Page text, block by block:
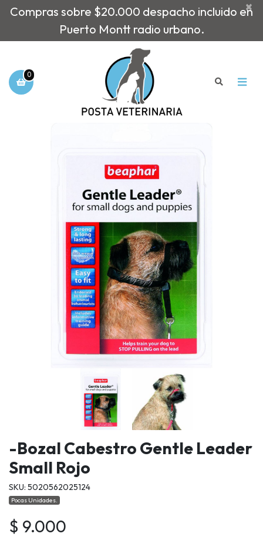
Compras sobre $20.000 despacho incluido en
Puerto Montt radio urbano.
×
0
-Bozal Cabestro Gentle Leader
Small Rojo
SKU: 5020562025124
Pocas Unidades.
$ 9.000